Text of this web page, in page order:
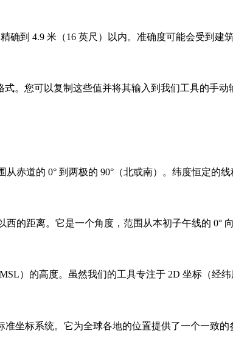
到 4.9 米（16 英尺）以内。准确度可能会受到建
。您可以复制这些值并将其输入到我们工具的手动
赤道的 0° 到两极的 90°（北或南）。纬度恒定的线
的距离。它是一个角度，范围从本初子午线的 0° 向
）的高度。虽然我们的工具专注于 2D 坐标（经
准坐标系统。它为全球各地的位置提供了一个一致